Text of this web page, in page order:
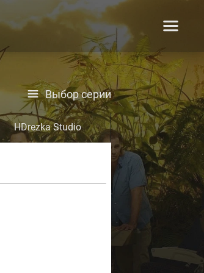
Выбор серии
HDrezka Studio